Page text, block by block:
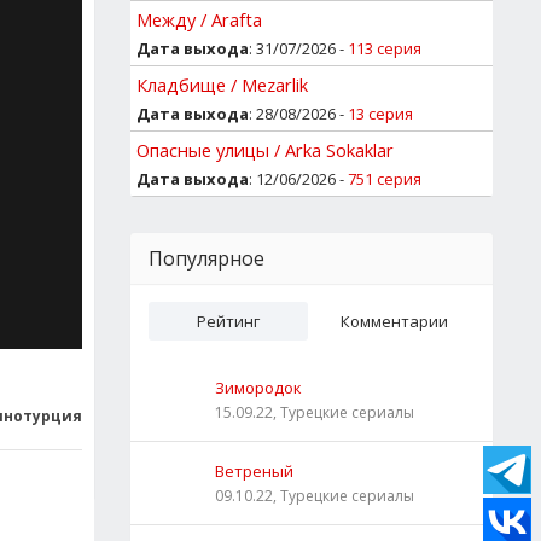
Между / Arafta
Дата выхода: 31/07/2026 - 113 серия
Кладбище / Mezarlik
Дата выхода: 28/08/2026 - 13 серия
Опасные улицы / Arka Sokaklar
Дата выхода: 12/06/2026 -751 серия
Популярное
Рейтинг Комментарии
Зимородок
15.09.22, Турецкие сериалы
Ветреный
09.10.22, Турецкие сериалы